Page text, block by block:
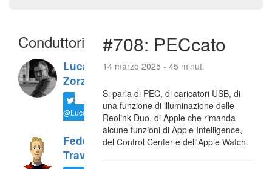
Conduttori
Luca
Zorzi
@LucaTNT
Federico
Travaini
#708: PECcato
14 marzo 2025 - 45 minuti
Si parla di PEC, di caricatori USB, di
una funzione di illuminazione delle
Reolink Duo, di Apple che rimanda
alcune funzioni di Apple Intelligence,
del Control Center e dell'Apple Watch.